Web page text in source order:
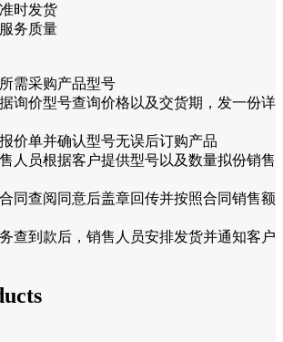
时发货
务质量
需采购产品型号
询价型号查询价格以及交货期，发一份详
价单并确认型号无误后订购产品
人员根据客户提供型号以及数量拟份销售
同查阅同意后盖章回传并按照合同销售额
查到款后，销售人员安排发货并通知客户